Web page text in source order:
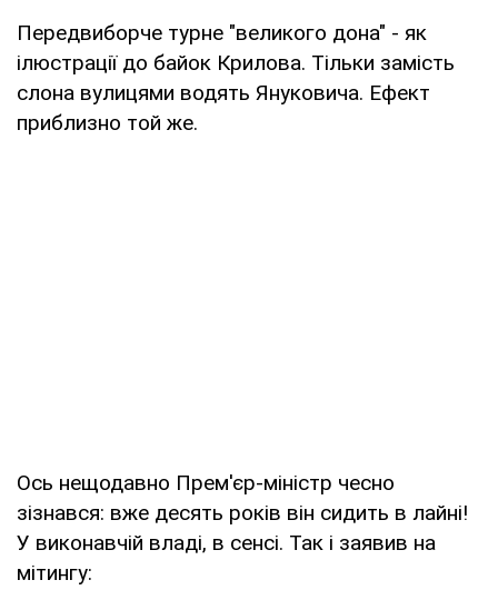
Передвиборче турне "великого дона" - як
ілюстрації до байок Крилова. Тільки замість
слона вулицями водять Януковича. Ефект
приблизно той же.
Ось нещодавно Прем'єр-міністр чесно
зізнався: вже десять років він сидить в лайні!
У виконавчій владі, в сенсі. Так і заявив на
мітингу: